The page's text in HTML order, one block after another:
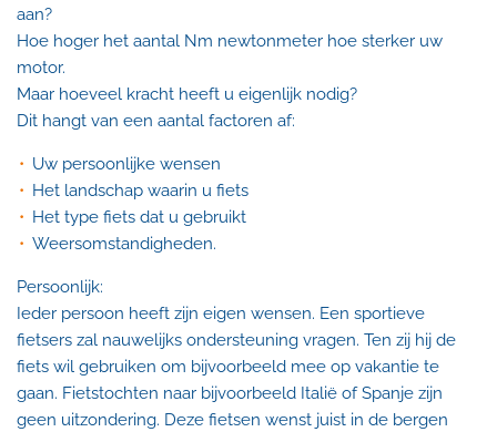
aan?
Hoe hoger het aantal Nm newtonmeter hoe sterker uw
motor.
Maar hoeveel kracht heeft u eigenlijk nodig?
Dit hangt van een aantal factoren af:
Uw persoonlijke wensen
Het landschap waarin u fiets
Het type fiets dat u gebruikt
Weersomstandigheden.
Persoonlijk:
Ieder persoon heeft zijn eigen wensen. Een sportieve
fietsers zal nauwelijks ondersteuning vragen. Ten zij hij de
fiets wil gebruiken om bijvoorbeeld mee op vakantie te
gaan. Fietstochten naar bijvoorbeeld Italië of Spanje zijn
geen uitzondering. Deze fietsen wenst juist in de bergen